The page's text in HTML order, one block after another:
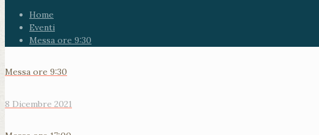
Home
Eventi
Messa ore 9:30
Messa ore 9:30
8 Dicembre 2021